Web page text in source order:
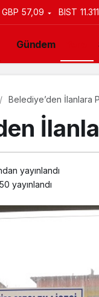
GBP 57,09 BIST
Gündem
Belediye’den İlanlara
yayınlandı
yayınlandı